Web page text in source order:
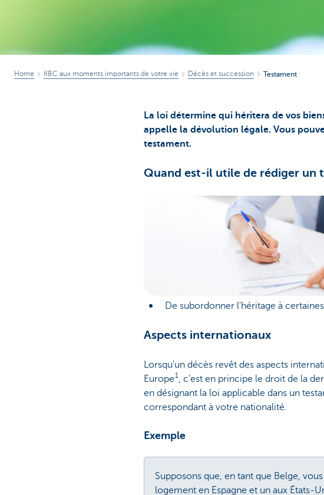
Home KBC aux moments importants de votre vie Décès et succession Testament
La loi détermine qui héritera de vos
appelle la dévolution légale. Vous
testament.
Quand est-il utile de rédiger un
De subordonner l'héritage à
Aspects internationaux
Lorsqu'un décès revêt des aspects
Europe1, c'est en principe le droit de la
en désignant la loi applicable dans un
correspondant à votre nationalité.
Exemple
Supposons que, en tant que Belge,
logement en Espagne et un aux États-